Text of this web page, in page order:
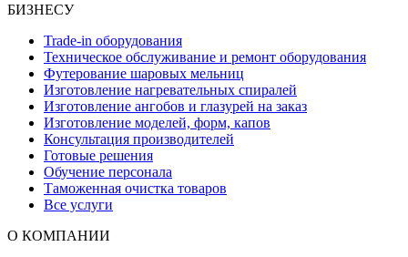
БИЗНЕСУ
Trade-in оборудования
Техническое обслуживание и ремонт оборудования
Футерование шаровых мельниц
Изготовление нагревательных спиралей
Изготовление ангобов и глазурей на заказ
Изготовление моделей, форм, капов
Консультация производителей
Готовые решения
Обучение персонала
Таможенная очистка товаров
Все услуги
О КОМПАНИИ